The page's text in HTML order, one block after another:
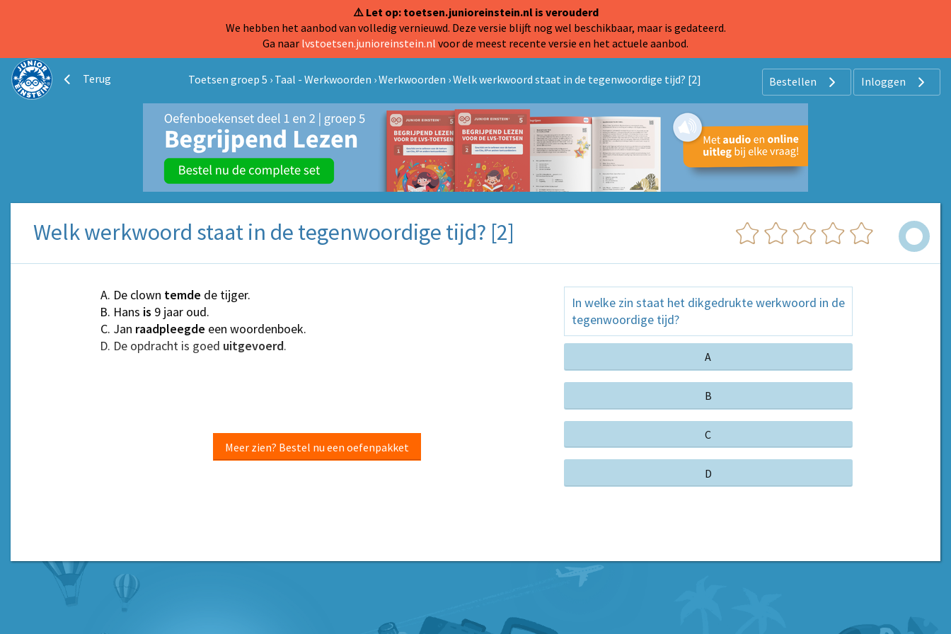
⚠️ Let op: toetsen.junioreinstein.nl is verouderd
We hebben het aanbod van volledig vernieuwd. Deze versie blijft nog wel beschikbaar, maar is gedateerd.
Ga naar lvstoetsen.junioreinstein.nl voor de meest recente versie en het actuele aanbod.
Terug Toetsen groep 5 › Taal - Werkwoorden ›Werkwoorden ›Welk werkwoord staat in de tegenwoordige tijd? [2] Bestellen Inloggen
Welk werkwoord staat in de tegenwoordige tijd? [2]
De clown temde de tijger.
Hans is 9 jaar oud.
Jan raadpleegde een woordenboek.
De opdracht is goed uitgevoerd.
Meer zien? Bestel nu een oefenpakket
In welke zin staat het dikgedrukte werkwoord in de
tegenwoordige tijd?
A
B
C
D